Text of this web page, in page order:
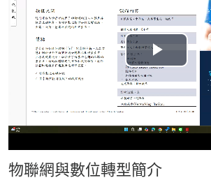
Play
Video
物聯網與數位轉型簡介